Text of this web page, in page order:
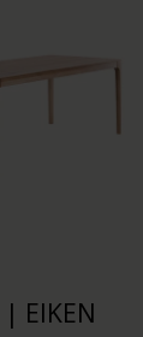
| EIKEN